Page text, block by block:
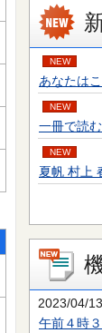
NEW
あなたは
NEW
一冊で読
NEW
夏帆 村上
2023/04/13
午前４時